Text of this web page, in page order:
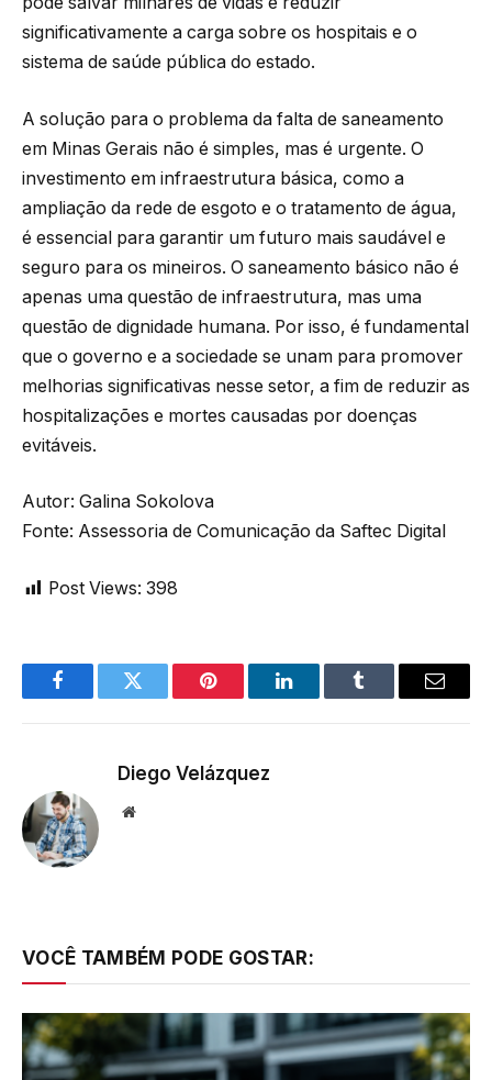
significativamente a carga sobre os hospitais e o
sistema de saúde pública do estado.
A solução para o problema da falta de saneamento
em Minas Gerais não é simples, mas é urgente. O
investimento em infraestrutura básica, como a
ampliação da rede de esgoto e o tratamento de água,
é essencial para garantir um futuro mais saudável e
seguro para os mineiros. O saneamento básico não é
apenas uma questão de infraestrutura, mas uma
questão de dignidade humana. Por isso, é fundamental
que o governo e a sociedade se unam para promover
melhorias significativas nesse setor, a fim de reduzir as
hospitalizações e mortes causadas por doenças
evitáveis.
Autor: Galina Sokolova
Fonte: Assessoria de Comunicação da Saftec Digital
Post Views: 398
FacebookTwitter Pinterest LinkedInTumblr Email
Diego Velázquez
Website
VOCÊ TAMBÉM PODE GOSTAR: